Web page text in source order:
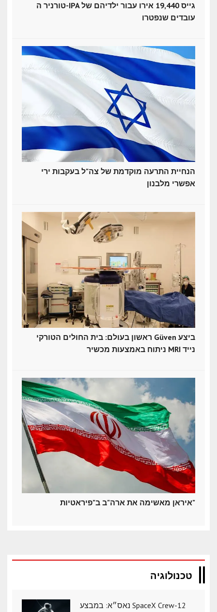
טורניר ה-IPA גייס 19,440 אירו עבור ילדיהם של
עובדים שנפטרו
הנחיית התרעה מוקדמת של צה"ל בעקבות ירי
אפשרי מלבנון
ראשון בעולם: בית החולים הטורקי Güven ביצע
ניתוח באמצעות מכשיר MRI נייד
איראן מאשימה את ארה"ב ב"פיראטיות"
טכנולוגיה
נאס״א: במבצע SpaceX Crew-12